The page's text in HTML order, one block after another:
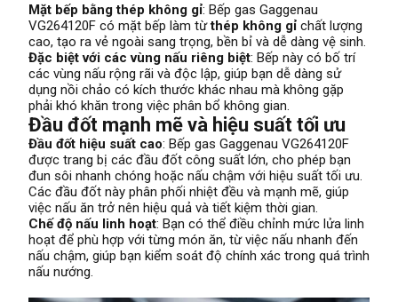
Mặt bếp bằng thép không gỉ: Bếp gas Gaggenau
VG264120F có mặt bếp làm từthép không gỉ chất lượng
cao, tạo ra vẻ ngoài sang trọng, bền bỉ và dễ dàng vệ sinh.
Đặc biệt với các vùng nấu riêng biệt: Bếp này có bố trí
các vùng nấu rộng rãi và độc lập, giúp bạn dễ dàng sử
dụng nồi chảo có kích thước khác nhau mà không gặp
phải khó khăn trong việc phân bổ không gian.
Đầu đốt mạnh mẽ và hiệu suất tối ưu
Đầu đốt hiệu suất cao: Bếp gas Gaggenau VG264120F
được trang bị các đầu đốt công suất lớn, cho phép bạn
đun sôi nhanh chóng hoặc nấu chậm với hiệu suất tối ưu.
Các đầu đốt này phân phối nhiệt đều và mạnh mẽ, giúp
việc nấu ăn trở nên hiệu quả và tiết kiệm thời gian.
Chế độ nấu linh hoạt: Bạn có thể điều chỉnh mức lửa linh
hoạt để phù hợp với từng món ăn, từ việc nấu nhanh đến
nấu chậm, giúp bạn kiểm soát độ chính xác trong quá trình
nấu nướng.